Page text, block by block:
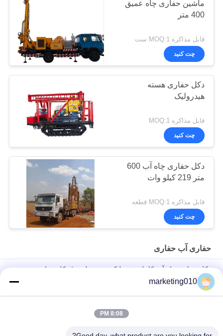
ماشین حفاری چاه عمیق
400 متر
قابل مذاکره MOQ:1 ست
چت کنید
دکل حفاری هسته
هیدرولیک
قابل مذاکره MOQ:1
چت کنید
دکل حفاری چاه آب 600
متر 219 کیلو وات
قابل مذاکره MOQ:1 قطعه
چت کنید
حفاری آب حفاری
دکل حفاری چاه آب کامل هیدرولیک چند منظوره / دکل حفاری هسته،
عمق حفاری 650 متر
حفاری چاه آب بسیار کارآمد حفاری SIN600، قطر 100mm - 700mm
تجهیزات حفاری چاه SNR400C / دستگاه حفاری چاه عمیق حداکثر
marketing010
8:08 PM